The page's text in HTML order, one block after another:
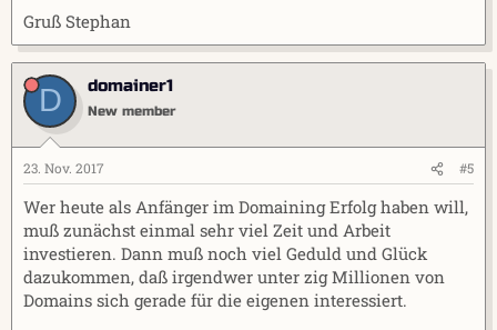
Gruß Stephan
D domainer1
New member
23. Nov. 2017 #5
Wer heute als Anfänger im Domaining Erfolg haben will,
muß zunächst einmal sehr viel Zeit und Arbeit
investieren. Dann muß noch viel Geduld und Glück
dazukommen, daß irgendwer unter zig Millionen von
Domains sich gerade für die eigenen interessiert.